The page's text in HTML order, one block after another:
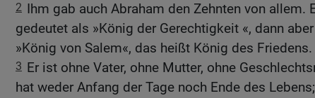
2 Ihm gab auch Abraham den Zehnten von allem.
gedeutet als »König der Gerechtigkeit «, dann
»König von Salem«, das heißt König des Friedens.
3 Er ist ohne Vater, ohne Mutter, ohne
hat weder Anfang der Tage noch Ende des